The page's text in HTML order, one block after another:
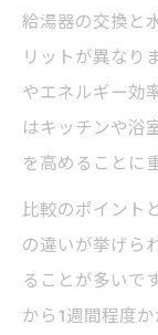
給湯器の交換と
リットが異なり
やエネルギー効
はキッチンや浴
を高めることに
比較のポイント
の違いが挙げら
ることが多いで
から1週間程度